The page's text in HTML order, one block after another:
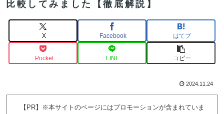
比較してみました【徹底解説】
X Facebook はてブ
Pocket LINE コピー
2024.11.24
【PR】※本サイトのページにはプロモーションが含まれていま